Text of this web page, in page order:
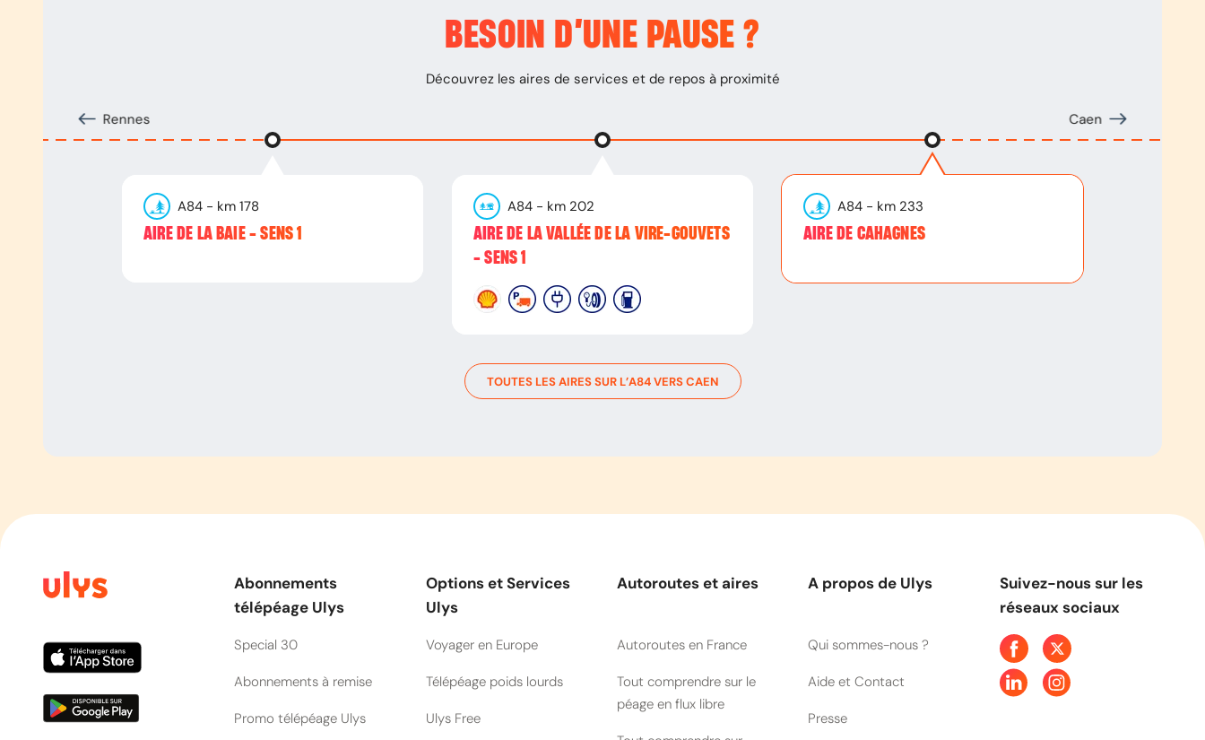
BESOIN D’UNE PAUSE ?
Découvrez les aires de services et de repos à proximité
Rennes Caen
A84 - km 178
AIRE DE LA BAIE - SENS 1
A84 - km 202
AIRE DE LA VALLÉE DE LA VIRE-GOUVETS
- SENS 1
A84 - km 233
AIRE DE CAHAGNES
TOUTES LES AIRES SUR L’A84VERSCAEN
Abonnements
télépéage Ulys
Special 30
Abonnements à remise
Promo télépéage Ulys
Options et Services
Ulys
Voyager en Europe
Télépéage poids lourds
Ulys Free
Autoroutes et aires
Autoroutes en France
Tout comprendre sur le
péage en flux libre
A propos de Ulys
Qui sommes-nous ?
Aide et Contact
Presse
Suivez-nous sur les
réseaux sociaux